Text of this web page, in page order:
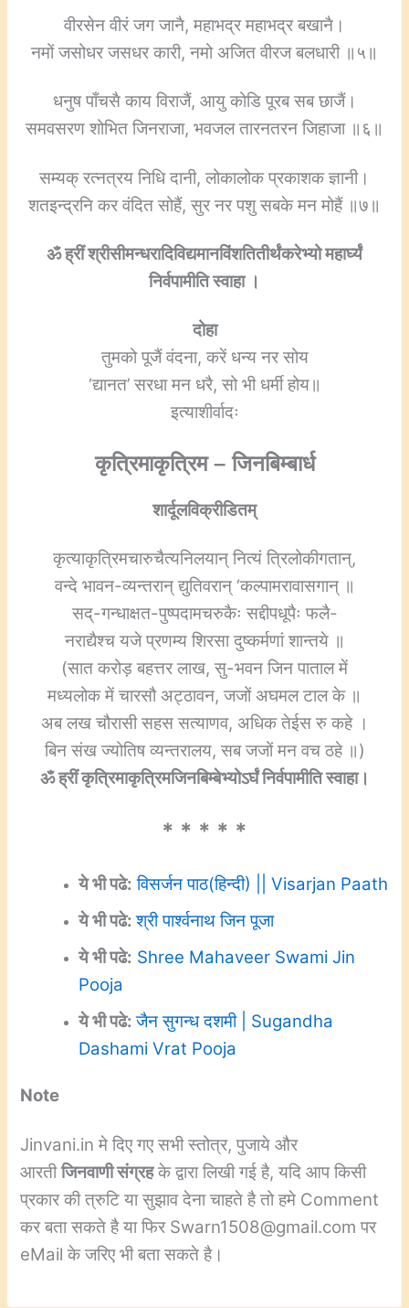
वीरसेन वीरं जग जानै, महाभद्र महाभद्र बखानै।
नमों जसोधर जसधर कारी, नमो अजित वीरज बलधारी ॥५॥
धनुष पाँचसै काय विराजैं, आयु कोडि पूरब सब छाजैं।
समवसरण शोभित जिनराजा, भवजल तारनतरन जिहाजा ॥६॥
सम्यक् रत्नत्रय निधि दानी, लोकालोक प्रकाशक ज्ञानी।
शतइन्द्रनि कर वंदित सोहैं, सुर नर पशु सबके मन मोहैं ॥७॥
ॐ ह्रीं श्रीसीमन्धरादिविद्यमानविंशतितीर्थंकरेभ्यो महार्घ्यं
निर्वपामीति स्वाहा ।
दोहा
तुमको पूजैं वंदना, करें धन्य नर सोय
‘द्यानत’ सरधा मन धरै, सो भी धर्मी होय॥
इत्याशीर्वादः
कृत्रिमाकृत्रिम – जिनबिम्बार्ध
शार्दूलविक्रीडितम्
कृत्याकृत्रिमचारुचैत्यनिलयान् नित्यं त्रिलोकीगतान्,
वन्दे भावन-व्यन्तरान् द्युतिवरान् ‘कल्पामरावासगान् ॥
सद्-गन्धाक्षत-पुष्पदामचरुकैः सद्दीपधूपैः फलै-
नराद्यैश्च यजे प्रणम्य शिरसा दुष्कर्मणां शान्तये ॥
(सात करोड़ बहत्तर लाख, सु-भवन जिन पाताल में
मध्यलोक में चारसौ अट्ठावन, जजों अघमल टाल के ॥
अब लख चौरासी सहस सत्याणव, अधिक तेईस रु कहे ।
बिन संख ज्योतिष व्यन्तरालय, सब जजों मन वच ठहे ॥)
ॐ ह्रीं कृत्रिमाकृत्रिमजिनबिम्बेभ्योऽर्घं निर्वपामीति स्वाहा।
* * * * *
ये भी पढे: विसर्जन पाठ(हिन्दी) || Visarjan Paath
ये भी पढे:श्री पार्श्वनाथ जिन पूजा
ये भी पढे: Shree Mahaveer Swami Jin
Pooja
ये भी पढे:जैन सुगन्ध दशमी | Sugandha
Dashami Vrat Pooja
Note
Jinvani.in मे दिए गए सभी स्तोत्र, पुजाये और
आरतीजिनवाणी संग्रहके द्वारा लिखी गई है, यदि आप किसी
प्रकार की त्रुटि या सुझाव देना चाहते है तो हमे Comment
कर बता सकते है या फिर Swarn1508@gmail.com पर
eMail के जरिए भी बता सकते है।